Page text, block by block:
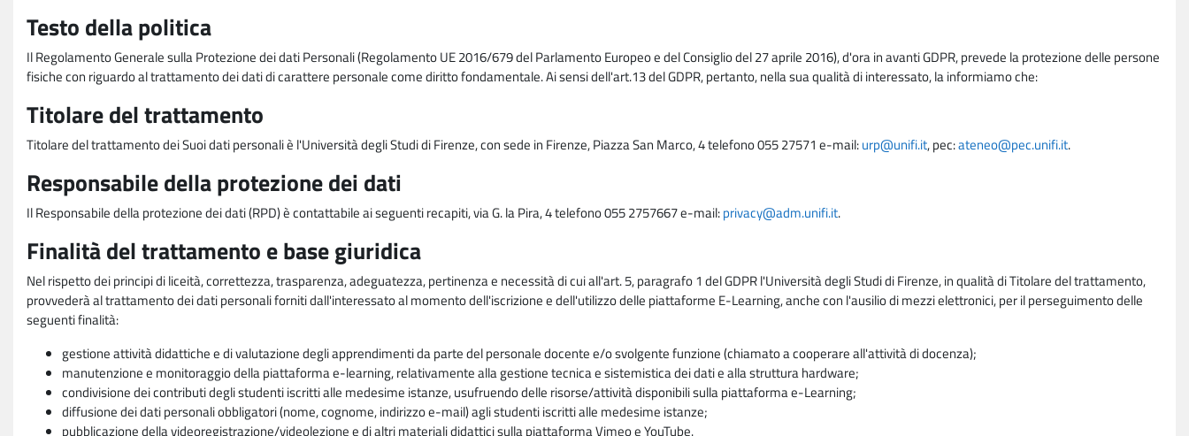
Testo della politica
Il Regolamento Generale sulla Protezione dei dati Personali (Regolamento UE 2016/679 del Parlamento Europeo e del Consiglio del 27 aprile 2016), d'ora in avanti GDPR, prevede la protezione delle persone
fisiche con riguardo al trattamento dei dati di carattere personale come diritto fondamentale. Ai sensi dell'art.13 del GDPR, pertanto, nella sua qualità di interessato, la informiamo che:
Titolare del trattamento
Titolare del trattamento dei Suoi dati personali è l'Università degli Studi di Firenze, con sede in Firenze, Piazza San Marco, 4 telefono 055 27571 e-mail:urp@unifi.it, pec:ateneo@pec.unifi.it.
Responsabile della protezione dei dati
Il Responsabile della protezione dei dati (RPD) è contattabile ai seguenti recapiti, via G. la Pira, 4 telefono 055 2757667 e-mail:privacy@adm.unifi.it.
Finalità del trattamento e base giuridica
Nel rispetto dei principi di liceità, correttezza, trasparenza, adeguatezza, pertinenza e necessità di cui all'art. 5, paragrafo 1 del GDPR l'Università degli Studi di Firenze, in qualità di Titolare del trattamento,
provvederà al trattamento dei dati personali forniti dall'interessato al momento dell'iscrizione e dell'utilizzo delle piattaforme E-Learning, anche con l'ausilio di mezzi elettronici, per il perseguimento delle
seguenti finalità:
gestione attività didattiche e di valutazione degli apprendimenti da parte del personale docente e/o svolgente funzione (chiamato a cooperare all'attività di docenza);
manutenzione e monitoraggio della piattaforma e-learning, relativamente alla gestione tecnica e sistemistica dei dati e alla struttura hardware;
condivisione dei contributi degli studenti iscritti alle medesime istanze, usufruendo delle risorse/attività disponibili sulla piattaforma e-Learning;
diffusione dei dati personali obbligatori (nome, cognome, indirizzo e-mail) agli studenti iscritti alle medesime istanze;
pubblicazione della videoregistrazione/videolezione e di altri materiali didattici sulla piattaforma Vimeo e YouTube.